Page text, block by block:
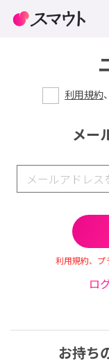
利用規約、
メー
利用規約、プ
ロ
お持ち